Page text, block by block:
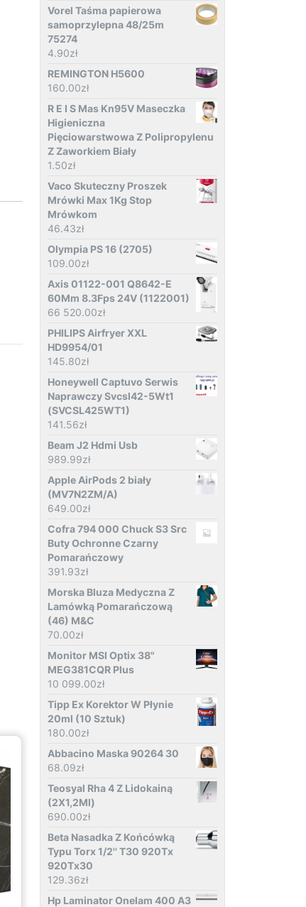
Vorel Taśma papierowa
samoprzylepna 48/25m
75274
4.90zł
REMINGTON H5600
160.00zł
R E I S Mas Kn95V Maseczka
Higieniczna
Pięciowarstwowa Z Polipropylenu
Z Zaworkiem Biały
1.50zł
Vaco Skuteczny Proszek
Mrówki Max 1Kg Stop
Mrówkom
46.43zł
Olympia PS 16 (2705)
109.00zł
Axis 01122-001 Q8642-E
60Mm 8.3Fps 24V (1122001)
66 520.00zł
PHILIPS Airfryer XXL
HD9954/01
145.80zł
Honeywell Captuvo Serwis
Naprawczy Svcsl42-5Wt1
(SVCSL425WT1)
141.56zł
Beam J2 Hdmi Usb
989.99zł
Apple AirPods 2 biały
(MV7N2ZM/A)
649.00zł
Cofra 794 000 Chuck S3 Src
Buty Ochronne Czarny
Pomarańczowy
391.93zł
Morska Bluza Medyczna Z
Lamówką Pomarańczową
(46) M&C
70.00zł
Monitor MSI Optix 38"
MEG381CQR Plus
10 099.00zł
Tipp Ex Korektor W Płynie
20ml (10 Sztuk)
180.00zł
Abbacino Maska 90264 30
68.09zł
Teosyal Rha 4 Z Lidokainą
(2X1,2Ml)
690.00zł
Beta Nasadka Z Końcówką
Typu Torx 1/2'' T30 920Tx
920Tx30
129.36zł
Hp Laminator Onelam 400 A3